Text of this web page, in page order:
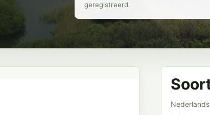
geregistreerd.
Nederlands